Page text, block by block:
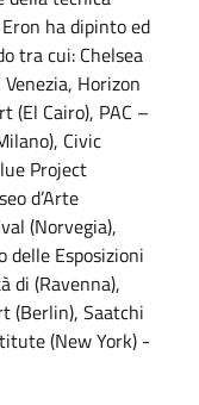
ha dipinto ed
tra cui: Chelsea
Horizon
(El Cairo), PAC –
Civic
Project
d’Arte
(Norvegia),
delle Esposizioni
di (Ravenna),
(Berlin), Saatchi
(New York) -